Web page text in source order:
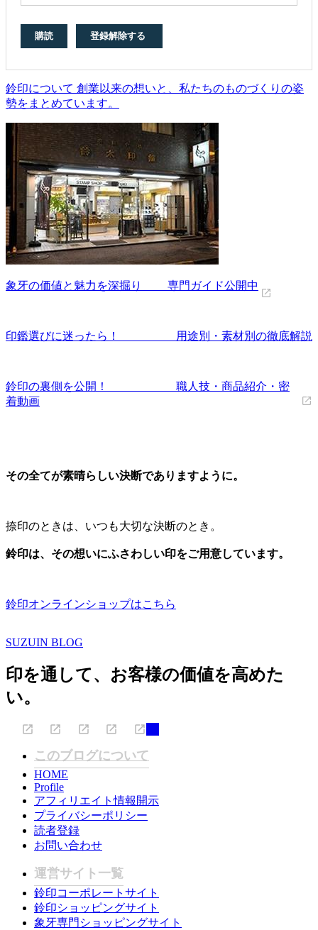
鈴印について 創業以来の想いと、私たちのものづくりの姿
勢をまとめています。
象牙の価値と魅力を深掘り 専門ガイド公開中
印鑑選びに迷ったら！ 用途別・素材別の徹底解説
鈴印の裏側を公開！ 職人技・商品紹介・密
着動画
その全てが素晴らしい決断でありますように。
捺印のときは、いつも大切な決断のとき。
鈴印は、その想いにふさわしい印をご用意しています。
鈴印オンラインショップはこちら
SUZUIN BLOG
印を通して、お客様の価値を高めた
い。
このブログについて
HOME
Profile
アフィリエイト情報開示
プライバシーポリシー
読者登録
お問い合わせ
運営サイト一覧
鈴印コーポレートサイト
鈴印ショッピングサイト
象牙専門ショッピングサイト